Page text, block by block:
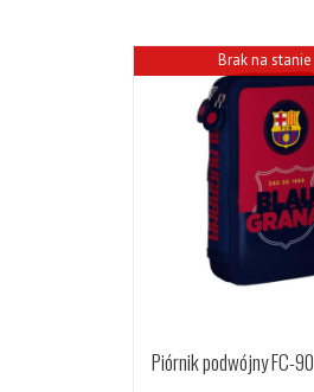
Brak na stanie
Piórnik podwójny FC-90